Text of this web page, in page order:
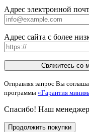
Адрес электронной
Адрес сайта с более
Свяжитесь со
Отправляя запрос Вы
программы «Гарантия
Спасибо! Наш
Продолжить покупки